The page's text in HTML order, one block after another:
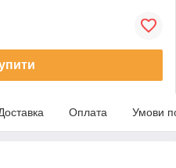
Оплата Умови